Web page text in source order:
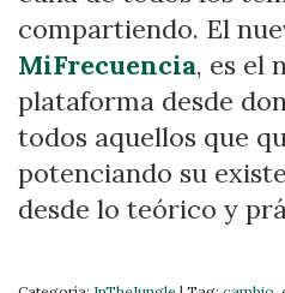
compartiendo. El
MiFrecuencia, es el
plataforma desde
todos aquellos que
potenciando su
desde lo teórico y